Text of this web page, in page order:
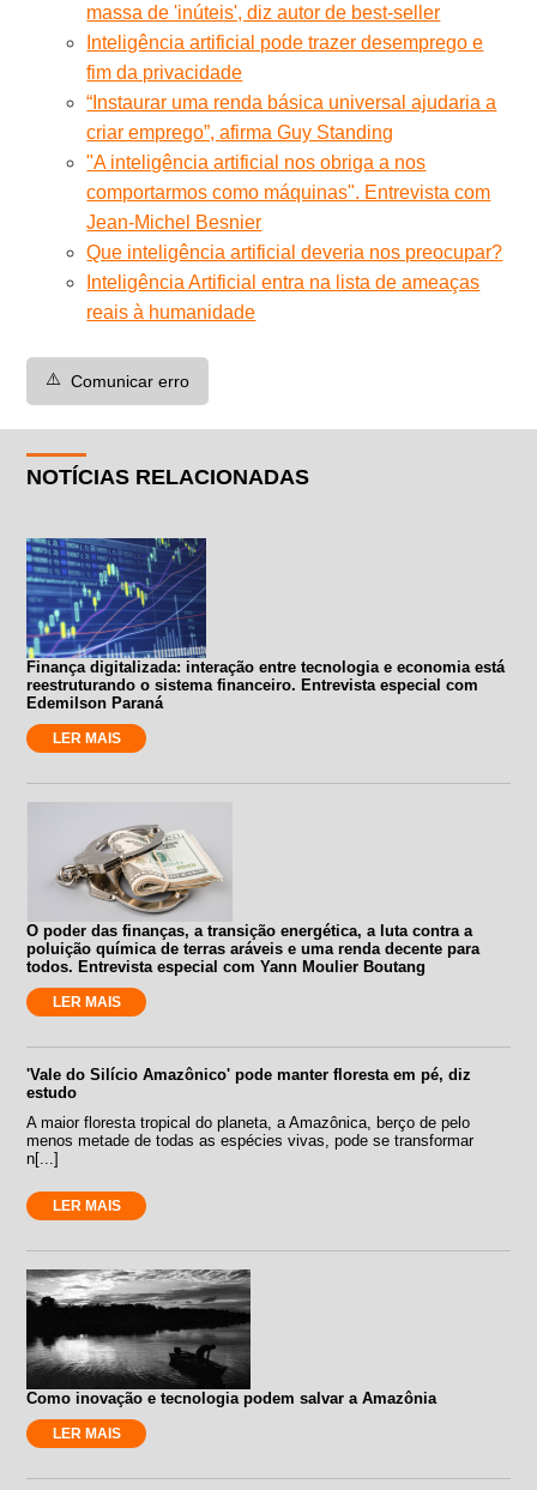
massa de 'inúteis', diz autor de best-seller
Inteligência artificial pode trazer desemprego e
fim da privacidade
“Instaurar uma renda básica universal ajudaria a
criar emprego”, afirma Guy Standing
"A inteligência artificial nos obriga a nos
comportarmos como máquinas". Entrevista com
Jean-Michel Besnier
Que inteligência artificial deveria nos preocupar?
Inteligência Artificial entra na lista de ameaças
reais à humanidade
⚠️ Comunicar erro
NOTÍCIAS RELACIONADAS
Finança digitalizada: interação entre tecnologia e economia está
reestruturando o sistema financeiro. Entrevista especial com
Edemilson Paraná
LER MAIS
O poder das finanças, a transição energética, a luta contra a
poluição química de terras aráveis e uma renda decente para
todos. Entrevista especial com Yann Moulier Boutang
LER MAIS
'Vale do Silício Amazônico' pode manter floresta em pé, diz
estudo
A maior floresta tropical do planeta, a Amazônica, berço de pelo
menos metade de todas as espécies vivas, pode se transformar
n[...]
LER MAIS
Como inovação e tecnologia podem salvar a Amazônia
LER MAIS